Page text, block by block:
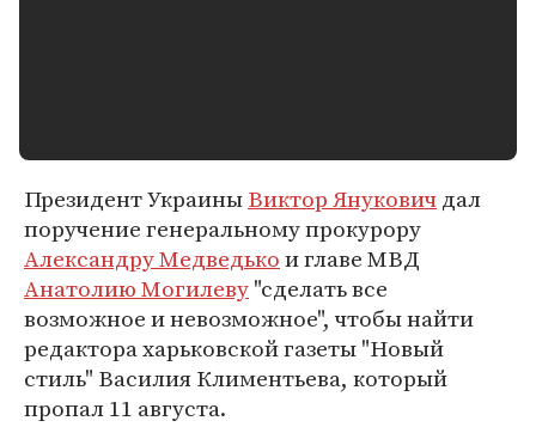
Президент УкраиныВиктор Януковичдал
поручение генеральному прокурору
Александру Медведькои главе МВД
Анатолию Могилеву"сделать все
возможное и невозможное", чтобы найти
редактора харьковской газеты "Новый
стиль" Василия Климентьева, который
пропал 11 августа.